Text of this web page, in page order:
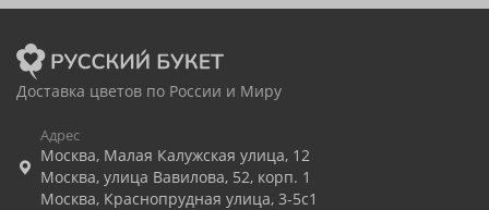
Доставка цветов по России и Миру
Адрес
Москва, Малая Калужская улица, 12
Москва, улица Вавилова, 52, корп. 1
Москва, Краснопрудная улица, 3-5с1